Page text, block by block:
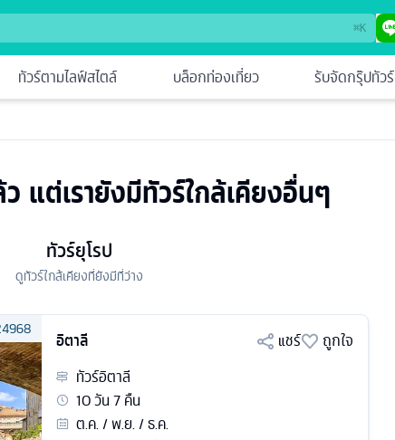
⌘K
ทัวร์ตามไลฟ์สไตล์ บล็อกท่องเที่ยว รับจัดกรุ๊ปทัวร์
แต่เรายังมีทัวร์ใกล้เคียงอื่นๆ
ทัวร์ยุโรป
ดูทัวร์ใกล้เคียงที่ยังมีที่ว่าง
อิตาลี แชร์
ถูกใจ
ทัวร์อิตาลี
10วัน7คืน
ต.ค. / พ.ย. / ธ.ค.